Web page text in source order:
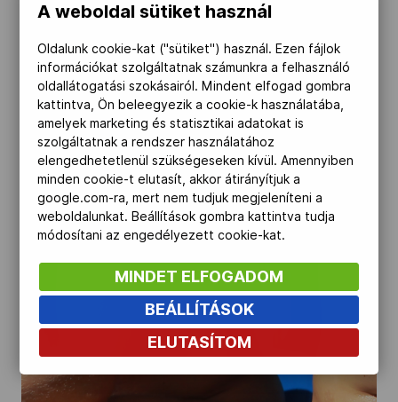
OVEP
Adatbank
A weboldal sütiket használ
Oldalunk cookie-kat ("sütiket") használ. Ezen fájlok
információkat szolgáltatnak számunkra a felhasználó
oldallátogatási szokásairól. Mindent elfogad gombra
kattintva, Ön beleegyezik a cookie-k használatába,
amelyek marketing és statisztikai adatokat is
szolgáltatnak a rendszer használatához
elengedhetetlenül szükségeseken kívül. Amennyiben
minden cookie-t elutasít, akkor átirányítjuk a
google.com-ra, mert nem tudjuk megjeleníteni a
weboldalunkat. Beállítások gombra kattintva tudja
módosítani az engedélyezett cookie-kat.
MINDET ELFOGADOM
BEÁLLÍTÁSOK
ELUTASÍTOM